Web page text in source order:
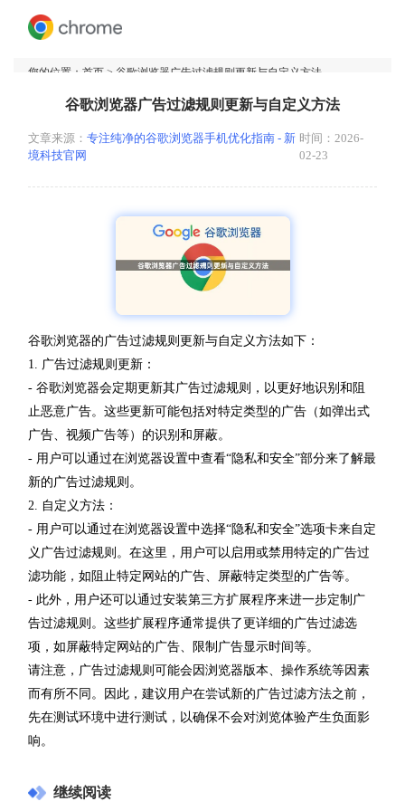
您的位置： 首页 > 谷歌浏览器广告过滤规则更新与自定义方法
谷歌浏览器广告过滤规则更新与自定义方法
文章来源： 专注纯净的谷歌浏览器手机优化指南 - 新
境科技官网
时间：2026-
02-23
谷歌浏览器的广告过滤规则更新与自定义方法如下：
1. 广告过滤规则更新：
- 谷歌浏览器会定期更新其广告过滤规则，以更好地识别和阻
止恶意广告。这些更新可能包括对特定类型的广告（如弹出式
广告、视频广告等）的识别和屏蔽。
- 用户可以通过在浏览器设置中查看“隐私和安全”部分来了解最
新的广告过滤规则。
2. 自定义方法：
- 用户可以通过在浏览器设置中选择“隐私和安全”选项卡来自定
义广告过滤规则。在这里，用户可以启用或禁用特定的广告过
滤功能，如阻止特定网站的广告、屏蔽特定类型的广告等。
- 此外，用户还可以通过安装第三方扩展程序来进一步定制广
告过滤规则。这些扩展程序通常提供了更详细的广告过滤选
项，如屏蔽特定网站的广告、限制广告显示时间等。
请注意，广告过滤规则可能会因浏览器版本、操作系统等因素
而有所不同。因此，建议用户在尝试新的广告过滤方法之前，
先在测试环境中进行测试，以确保不会对浏览体验产生负面影
响。
继续阅读